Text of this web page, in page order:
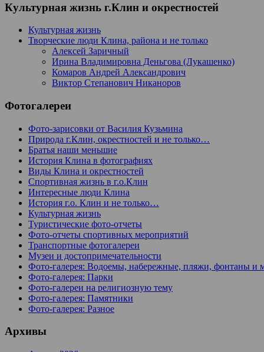
Культурная жизнь г.Клин и окрестностей
Культурная жизнь
Творческие люди Клина, района и не только
Алексей Заричный
Ирина Владимировна Деньгова (Лукашенко)
Комаров Андрей Александрович
Виктор Степанович Никаноров
Фотогалереи
Фото-зарисовки от Василия Кузьмина
Природа г.Клин, окрестностей и не только…
Братья наши меньшие
История Клина в фотографиях
Виды Клина и окрестностей
Спортивная жизнь в г.о.Клин
Интересные люди Клина
История г.о. Клин и не только…
Культурная жизнь
Туристические фото-отчеты
Фото-отчеты спортивных мероприятий
Транспортные фотогалереи
Музеи и достопримечательности
Фото-галерея: Водоемы, набережные, пляжи, фонтаны и
Фото-галерея: Парки
Фото-галереи на религиозную тему
Фото-галерея: Памятники
Фото-галерея: Разное
Архивы